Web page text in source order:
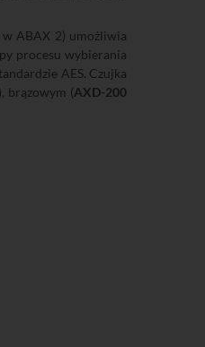
ABAX 2) umożliwia
procesu wybierania
AES. Czujka
), brązowym (AXD-200